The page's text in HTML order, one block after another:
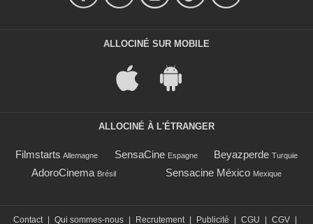
ALLOCINÉ SUR MOBILE
ALLOCINÉ À L'ÉTRANGER
Filmstarts Allemagne SensaCine Espagne Beyazperde Turquie
AdoroCinema Brésil Sensacine México Mexique
Contact Qui sommes-nous Recrutement Publicité CGU CGV